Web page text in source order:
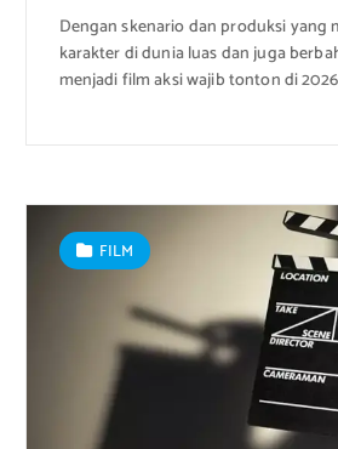
Dengan skenario dan produksi yang
karakter di dunia luas dan juga
menjadi film aksi wajib tonton di
FILM